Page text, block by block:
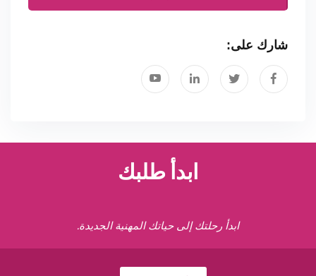
شارك على:
ابدأ طلبك
ابدأ رحلتك إلى حياتك المهنية الجديدة.